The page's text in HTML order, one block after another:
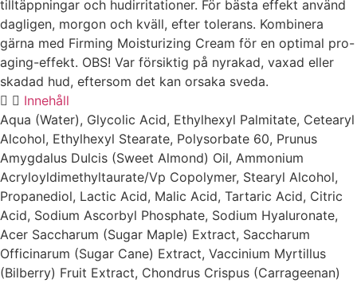
tilltäppningar och hudirritationer. För bästa effekt använd
dagligen, morgon och kväll, efter tolerans. Kombinera
gärna med Firming Moisturizing Cream för en optimal pro-
aging-effekt. OBS! Var försiktig på nyrakad, vaxad eller
skadad hud, eftersom det kan orsaka sveda.
Innehåll
Aqua (Water), Glycolic Acid, Ethylhexyl Palmitate, Cetearyl
Alcohol, Ethylhexyl Stearate, Polysorbate 60, Prunus
Amygdalus Dulcis (Sweet Almond) Oil, Ammonium
Acryloyldimethyltaurate/Vp Copolymer, Stearyl Alcohol,
Propanediol, Lactic Acid, Malic Acid, Tartaric Acid, Citric
Acid, Sodium Ascorbyl Phosphate, Sodium Hyaluronate,
Acer Saccharum (Sugar Maple) Extract, Saccharum
Officinarum (Sugar Cane) Extract, Vaccinium Myrtillus
(Bilberry) Fruit Extract, Chondrus Crispus (Carrageenan)